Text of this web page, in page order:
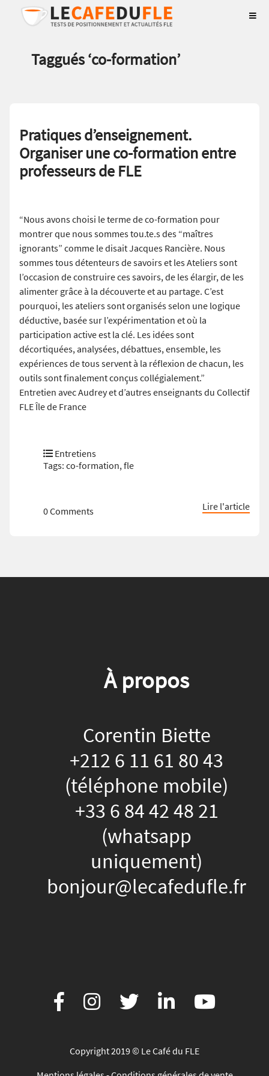
Taggués ‘co-formation’
Pratiques d’enseignement.
Organiser une co-formation entre
professeurs de FLE
“Nous avons choisi le terme de co-formation pour
montrer que nous sommes tou.te.s des “maîtres
ignorants” comme le disait Jacques Rancière. Nous
sommes tous détenteurs de savoirs et les Ateliers sont
l’occasion de construire ces savoirs, de les élargir, de les
alimenter grâce à la découverte et au partage. C’est
pourquoi, les ateliers sont organisés selon une logique
déductive, basée sur l’expérimentation et où la
participation active est la clé. Les idées sont
décortiquées, analysées, débattues, ensemble, les
expériences de tous servent à la réflexion de chacun, les
outils sont finalement conçus collégialement.”
Entretien avec Audrey et d’autres enseignants du Collectif
FLE Île de France
Entretiens
Tags: co-formation,fle
0 Comments Lire l'article
À propos
Corentin Biette
+212 6 11 61 80 43
(téléphone mobile)
+33 6 84 42 48 21
(whatsapp
uniquement)
bonjour@lecafedufle.fr
Copyright 2019 © Le Café du FLE